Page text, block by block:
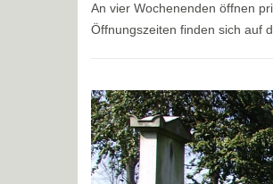
An vier Wochenenden öffnen
Öffnungszeiten finden sich auf